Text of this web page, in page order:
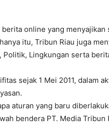
online yang
itu, Tribun Riau juga
Politik, Lingkungan serta
sejak 1 Mei 2011, dalam
aturan yang baru
bendera PT. Media